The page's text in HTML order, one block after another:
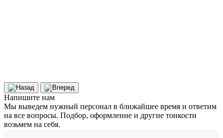
Напишите нам
Мы выведем нужный персонал в ближайшее время и ответим
на все вопросы. Подбор, оформление и другие тонкости
возьмем на себя.